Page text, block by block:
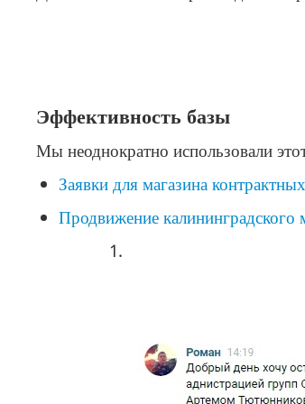
Эффективность базы
Мы неоднократно использовали
Заявки для магазина
Продвижение калининградского